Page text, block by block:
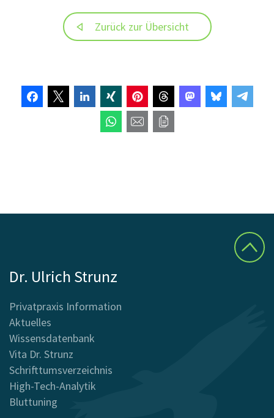
Zurück zur Übersicht
Dr. Ulrich Strunz
Privatpraxis Information
Aktuelles
Wissensdatenbank
Vita Dr. Strunz
Schrifttumsverzeichnis
High-Tech-Analytik
Bluttuning